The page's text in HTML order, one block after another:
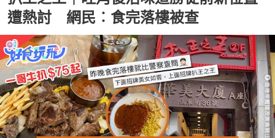
遭熱討 網民︰食完落樓被查